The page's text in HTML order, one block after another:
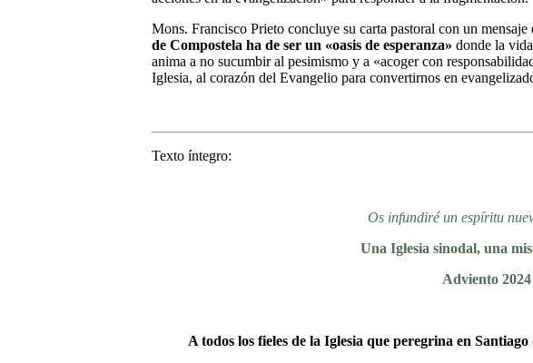
Mons. Francisco Prieto concluye su carta pastoral con un mensaje
de Compostela ha de ser un «oasis de esperanza» donde la
anima a no sucumbir al pesimismo y a «acoger con
Iglesia, al corazón del Evangelio para convertirnos en
Texto íntegro:
Os infundiré un espíritu
Una Iglesia sinodal, una
Adviento 2024
A todos los fieles de la Iglesia que peregrina en Santiago